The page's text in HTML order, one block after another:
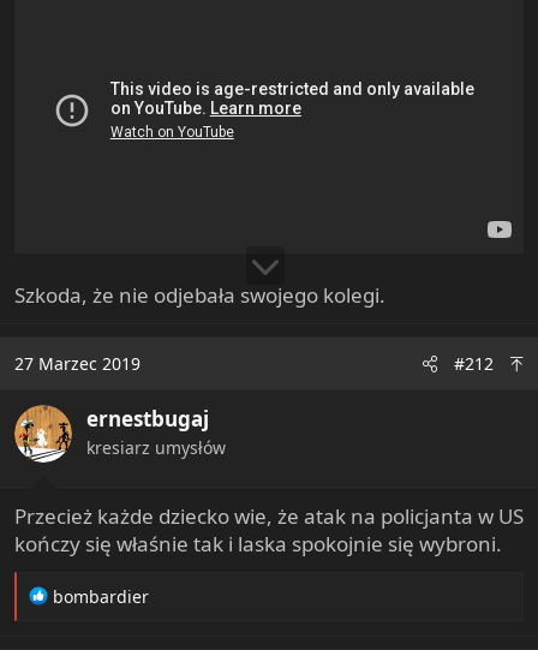
Szkoda, że nie odjebała swojego kolegi.
27 Marzec 2019 #212
ernestbugaj
kresiarz umysłów
Przecież każde dziecko wie, że atak na policjanta w US
kończy się właśnie tak i laska spokojnie się wybroni.
R
bombardier